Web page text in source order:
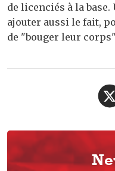
de licenciés à la
ajouter aussi le fait,
de "bouger leur